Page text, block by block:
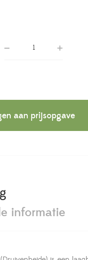
aan prijsopgave
informatie